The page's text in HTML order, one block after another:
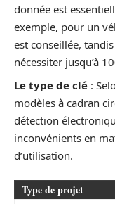
donnée est
exemple, pour un
est conseillée,
nécessiter jusqu’à
Le type de clé :
modèles à cadran
détection
inconvénients en
d’utilisation.
Type de projet